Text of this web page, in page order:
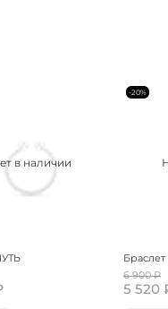
в наличии
-20%
6 900 ₽
5 520